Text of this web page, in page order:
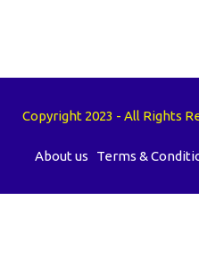
Copyright 2023 - All Rights
About us Terms &